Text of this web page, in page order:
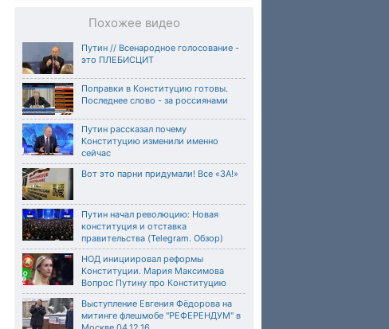
Похожее видео
Путин // Всенародное голосование -
это ПЛЕБИСЦИТ
Поправки в Конституцию готовы.
Последнее слово - за россиянами
Путин рассказал почему
Конституцию изменили именно
сейчас
Вот это парни придумали! Все «ЗА!»
Путин начал революцию: Новая
конституция и отставка
правительства (Telegram. Обзор)
НОД инициировал реформы
Конституции. Мария Максимова
Вопрос Путину про Конституцию
Выступление Евгения Фёдорова на
митинге флешмобе "РЕФЕРЕНДУМ" в